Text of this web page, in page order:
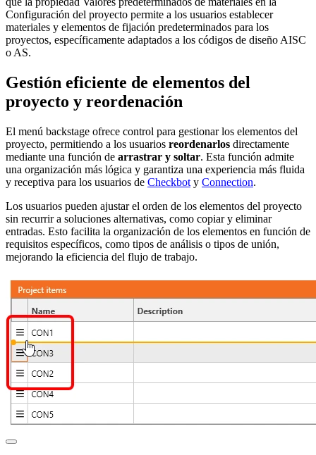
Configuración del proyecto permite a los usuarios establecer
materiales y elementos de fijación predeterminados para los
proyectos, específicamente adaptados a los códigos de diseño AISC
o AS.
Gestión eficiente de elementos del
proyecto y reordenación
El menú backstage ofrece control para gestionar los elementos del
proyecto, permitiendo a los usuarios reordenarlos directamente
mediante una función de arrastrar y soltar. Esta función admite
una organización más lógica y garantiza una experiencia más fluida
y receptiva para los usuarios de Checkbot y Connection.
Los usuarios pueden ajustar el orden de los elementos del proyecto
sin recurrir a soluciones alternativas, como copiar y eliminar
entradas. Esto facilita la organización de los elementos en función de
requisitos específicos, como tipos de análisis o tipos de unión,
mejorando la eficiencia del flujo de trabajo.